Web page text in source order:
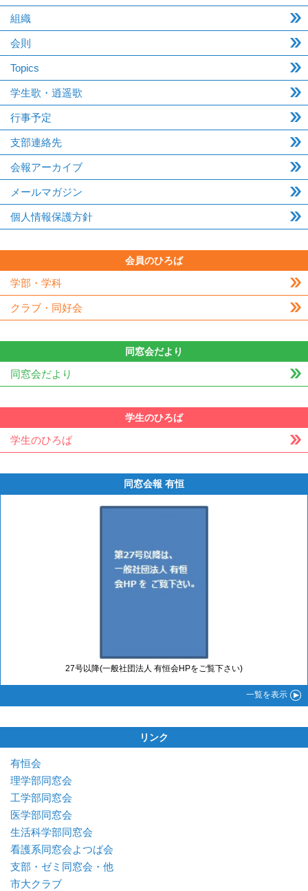
組織
会則
Topics
学生歌・逍遥歌
行事予定
支部連絡先
会報アーカイブ
メールマガジン
個人情報保護方針
会員のひろば
学部・学科
クラブ・同好会
同窓会だより
同窓会だより
学生のひろば
学生のひろば
同窓会報 有恒
27号以降(一般社団法人 有恒会HPをご覧下さい)
一覧を表示
リンク
有恒会
理学部同窓会
工学部同窓会
医学部同窓会
生活科学部同窓会
看護系同窓会よつば会
支部・ゼミ同窓会・他
市大クラブ